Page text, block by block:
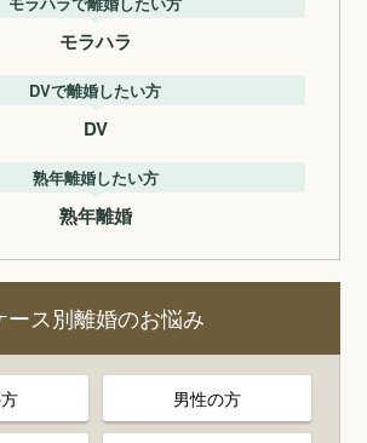
モラハラ
DVで離婚したい方
DV
熟年離婚したい方
熟年離婚
ース別離婚のお悩み
男性の方